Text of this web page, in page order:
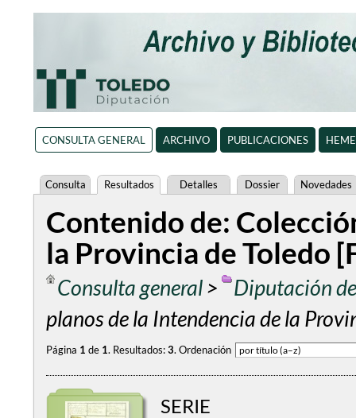
CONSULTA GENERAL ARCHIVO PUBLICACIONES
Consulta Resultados Detalles Dossier Novedades
Contenido de:
la Provincia de Toledo
Consulta general>
Diputación
planos de la Intendencia de la
Página 1 de 1. Resultados:3. Ordenación
SERIE